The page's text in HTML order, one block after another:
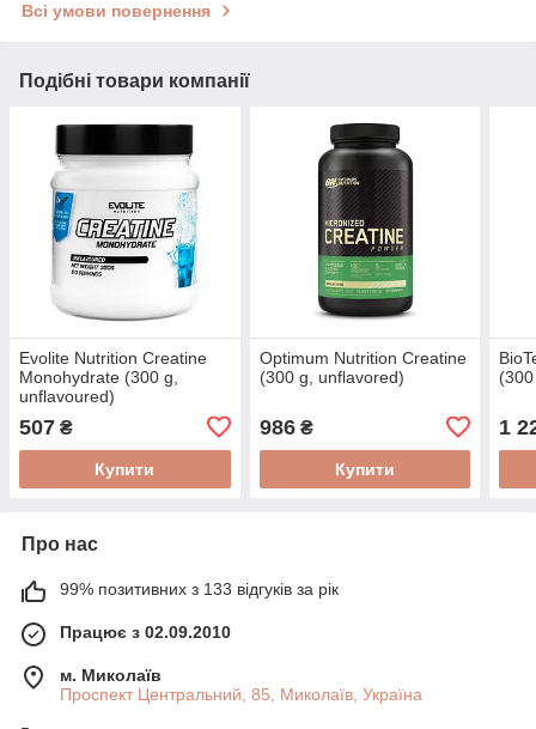
Всі умови повернення
Подібні товари компанії
Evolite Nutrition Creatine
Monohydrate (300 g,
unflavoured)
507 ₴
Купити
Optimum Nutrition Creatine
(300 g, unflavored)
986₴
Купити
1
Про нас
99% позитивних з 133 відгуків за рік
Працює з 02.09.2010
м. Миколаїв
Проспект Центральний, 85, Миколаїв, Україна